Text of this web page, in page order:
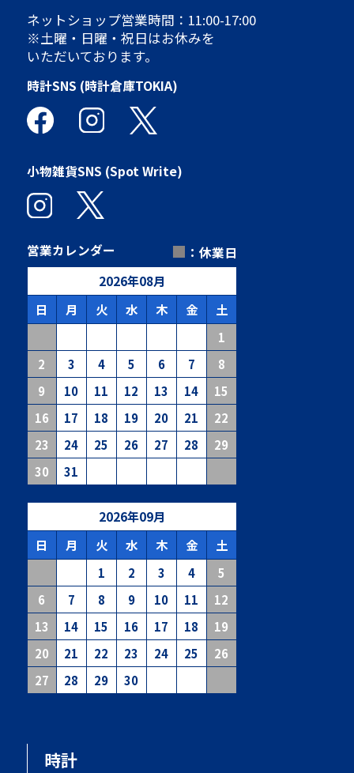
ネットショップ営業時間：11:00-17:00
※土曜・日曜・祝日はお休みを
いただいております。
時計SNS (時計倉庫TOKIA)
小物雑貨SNS (Spot Write)
営業カレンダー ■ ：休業日
2026年08月
日
月 火 水 木 金 土
1
2
3 4 5 6 7
8
9
10 11 12 13 14
15
16
17 18 19 20 21
22
23
24 25 26 27 28
29
30
31
2026年09月
日
月 火 水 木 金 土
1 2 3 4
5
6
7 8 9 10 11
12
13
14 15 16 17 18
19
20
21 22 23 24 25
26
27
28 29 30
時計